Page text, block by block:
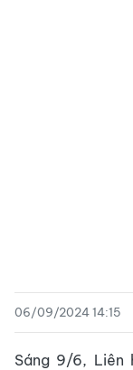
06/09/2024 14:15
Sáng 9/6, Liên